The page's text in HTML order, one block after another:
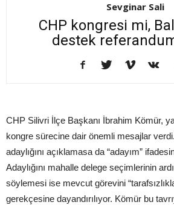
Sevginar Sali
CHP kongresi mi,
destek
CHP Silivri İlçe Başkanı İbrahim Kömür,
kongre sürecine dair önemli mesajlar
adaylığını açıklamasa da “adayım”
Adaylığını mahalle delege seçimlerinin
söylemesi ise mevcut görevini
gerekçesine dayandırılıyor. Kömür bu